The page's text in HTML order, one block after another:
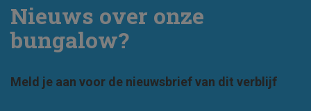
Nieuws over onze
bungalow?
Meld je aan voor de nieuwsbrief van dit verblijf